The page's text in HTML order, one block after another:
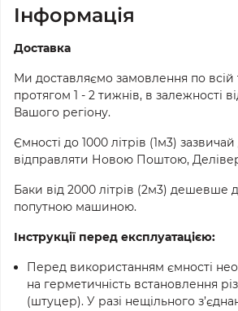
Iнформація
Доставка
Ми доставляємо замовлення по всій
протягом 1 - 2 тижнів, в залежності
Вашого регіону.
Ємності до 1000 літрів (1м3)
відправляти Новою Поштою,
Баки від 2000 літрів (2м3) дешевше
попутною машиною.
Інструкції перед експлуатацією:
Перед використанням ємності
на герметичність встановлення
(штуцер). У разі нещільного